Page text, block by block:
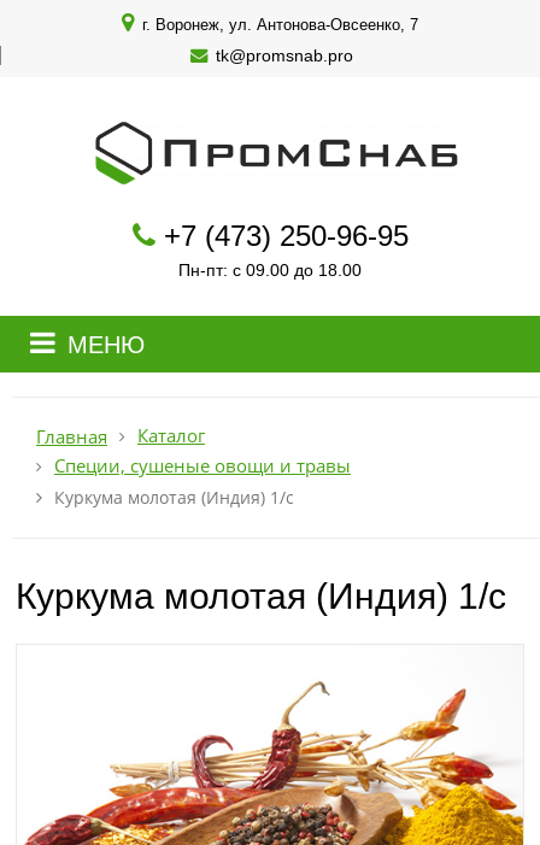
г. Воронеж, ул. Антонова-Овсеенко, 7
tk@promsnab.pro
+7 (473) 250-96-95
Пн-пт: с 09.00 до 18.00
МЕНЮ
Главная
Каталог
Специи, сушеные овощи и травы
Куркума молотая (Индия) 1/с
Куркума молотая (Индия) 1/с